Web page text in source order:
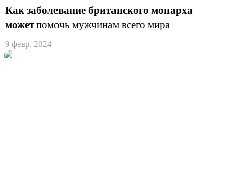
Как заболевание британского монарха
можетпомочь мужчинам всего мира
9 февр. 2024